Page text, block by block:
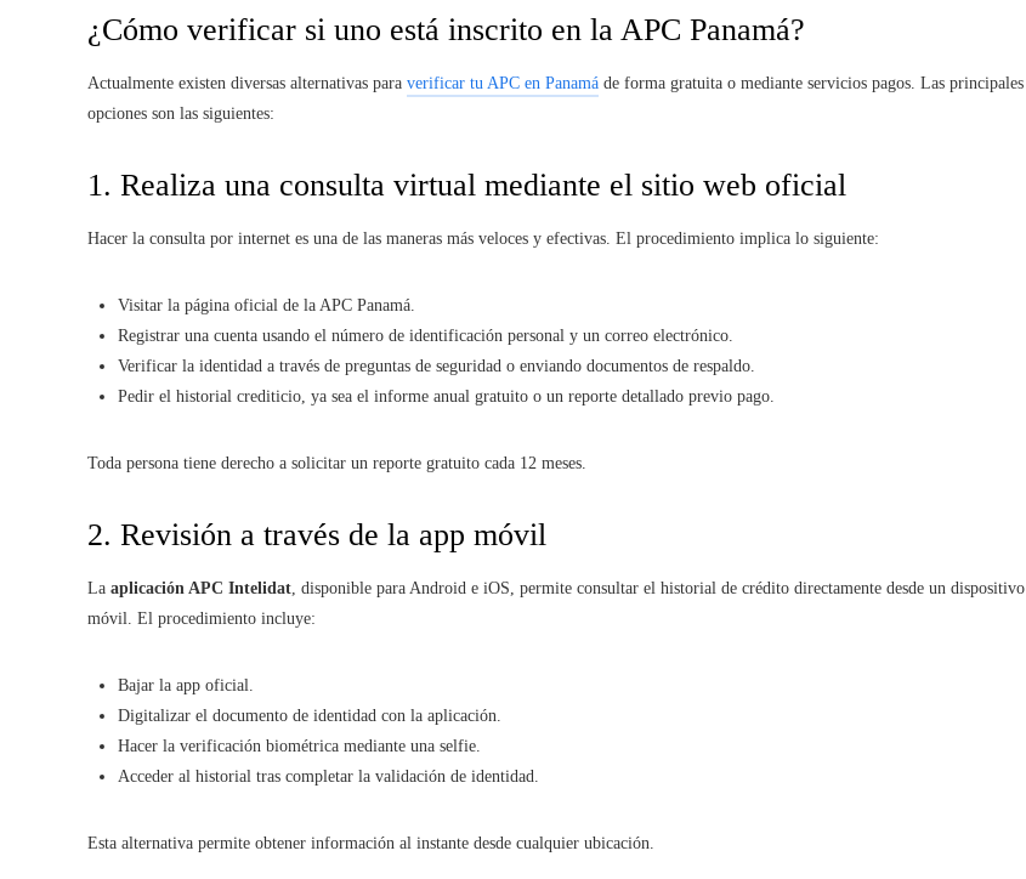
¿Cómo verificar si uno está inscrito en la APC Panamá?
Actualmente existen diversas alternativas para verificar tu APC en Panamá de forma gratuita o mediante servicios pagos. Las principales
opciones son las siguientes:
1. Realiza una consulta virtual mediante el sitio web oficial
Hacer la consulta por internet es una de las maneras más veloces y efectivas. El procedimiento implica lo siguiente:
Visitar la página oficial de la APC Panamá.
Registrar una cuenta usando el número de identificación personal y un correo electrónico.
Verificar la identidad a través de preguntas de seguridad o enviando documentos de respaldo.
Pedir el historial crediticio, ya sea el informe anual gratuito o un reporte detallado previo pago.
Toda persona tiene derecho a solicitar un reporte gratuito cada 12 meses.
2. Revisión a través de la app móvil
La aplicación APC Intelidat, disponible para Android e iOS, permite consultar el historial de crédito directamente desde un dispositivo
móvil. El procedimiento incluye:
Bajar la app oficial.
Digitalizar el documento de identidad con la aplicación.
Hacer la verificación biométrica mediante una selfie.
Acceder al historial tras completar la validación de identidad.
Esta alternativa permite obtener información al instante desde cualquier ubicación.